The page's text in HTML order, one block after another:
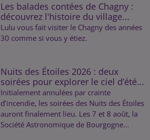
Les balades contées de Chagny :
découvrez l'histoire du village...
Lulu vous fait visiter le Chagny des années
30 comme si vous y étiez.
Nuits des Étoiles 2026 : deux
soirées pour explorer le ciel d’été...
Initialement annulées par crainte
d’incendie, les soirées des Nuits des Étoiles
auront finalement lieu. Les 7 et 8 août, la
Société Astronomique de Bourgogne...